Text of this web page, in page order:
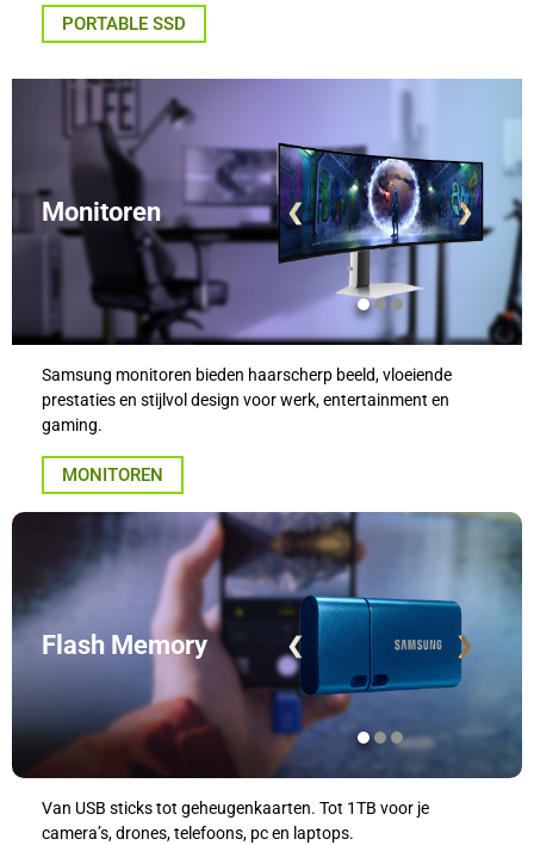
PORTABLE SSD
Monitoren ❮ ❯
Samsung monitoren bieden haarscherp beeld, vloeiende
prestaties en stijlvol design voor werk, entertainment en
gaming.
MONITOREN
Flash Memory ❮ ❯
Van USB sticks tot geheugenkaarten. Tot 1TB voor je
camera’s, drones, telefoons, pc en laptops.